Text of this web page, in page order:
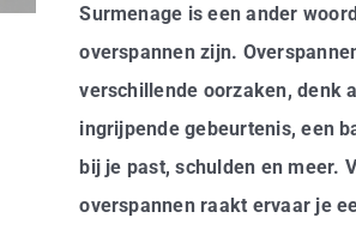
Surmenage is een ander
overspannen zijn.
verschillende oorzaken, denk
ingrijpende gebeurtenis, een
bij je past, schulden en meer.
overspannen raakt ervaar je